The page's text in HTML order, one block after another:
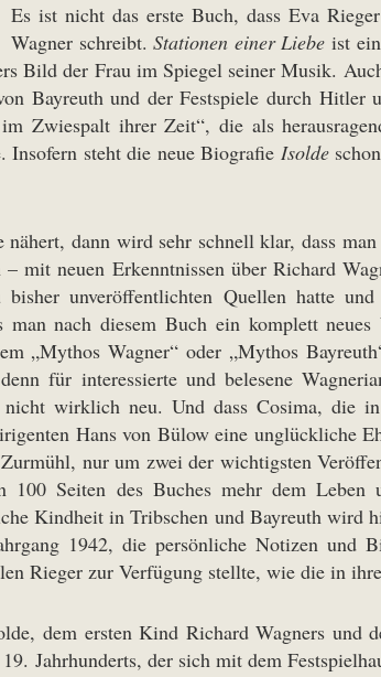
Es ist nicht das erste Buch, dass Eva
Wagner schreibt.Stationen einer Liebe ist
Bild der Frau im Spiegel seiner Musik.
Bayreuth und der Festspiele durch
Zwiespalt ihrer Zeit“, die als
Insofern steht die neue Biografie Isolde
dann wird sehr schnell klar, dass
mit neuen Erkenntnissen über Richard
unveröffentlichten Quellen hatte
nach diesem Buch ein komplett
„Mythos Wagner“ oder „Mythos
für interessierte und belesene
wirklich neu. Und dass Cosima, die
Hans von Bülow eine unglückliche
nur um zwei der wichtigsten
Seiten des Buches mehr dem
Kindheit in Tribschen und Bayreuth wird
1942, die persönliche Notizen und
Rieger zur Verfügung stellte, wie die in
dem ersten Kind Richard Wagners und
Jahrhunderts, der sich mit dem